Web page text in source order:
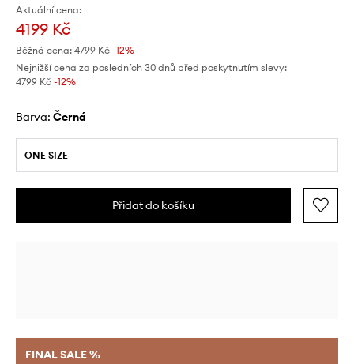
Aktuální cena:
4199 Kč
Běžná cena: 4799 Kč -12%
Nejnižší cena za posledních 30 dnů před poskytnutím slevy:
4799 Kč -12%
Barva: černá
ONE SIZE
Přidat do košíku
FINAL SALE %